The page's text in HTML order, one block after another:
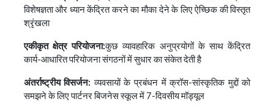
विशेषज्ञता और ध्यान केंद्रित करने का मौका देने के लिए ऐच्छिक की विस्तृत
श्रृंखला
एकीकृत क्षेत्र परियोजना:कुछ व्यावहारिक अनुप्रयोगों के साथ केंद्रित
कार्य-आधारित परियोजना संगठनों में सुधार का संकेत देती है
अंतर्राष्ट्रीय विसर्जन: व्यवसायों के प्रबंधन में क्रॉस-सांस्कृतिक मुद्दों को
समझने के लिए पार्टनर बिजनेस स्कूल में 7-दिवसीय मॉड्यूल